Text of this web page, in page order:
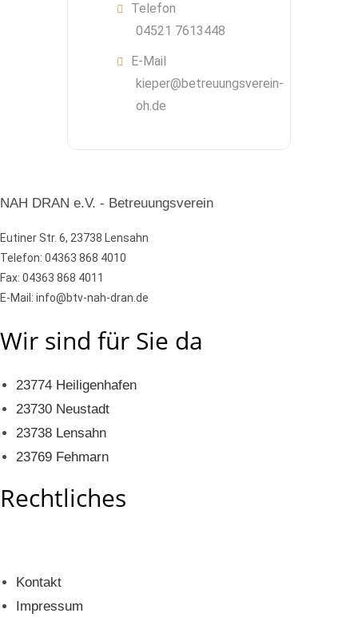
Telefon
04521 7613448
E-Mail
kieper@betreuungsverein-
oh.de
NAH DRAN e.V. - Betreuungsverein
Eutiner Str. 6, 23738 Lensahn
Telefon: 04363 868 4010
Fax: 04363 868 4011
E-Mail: info@btv-nah-dran.de
Wir sind für Sie da
23774 Heiligenhafen
23730 Neustadt
23738 Lensahn
23769 Fehmarn
Rechtliches
Kontakt
Impressum